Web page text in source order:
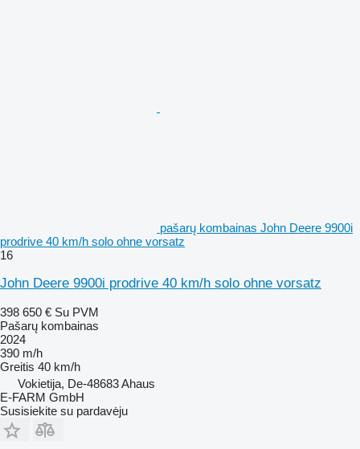
pašarų kombainas John Deere 9900i
prodrive 40 km/h solo ohne vorsatz
16
John Deere 9900i prodrive 40 km/h solo ohne vorsatz
398 650 € Su PVM
Pašarų kombainas
2024
390 m/h
Greitis 40 km/h
Vokietija, De-48683 Ahaus
E-FARM GmbH
Susisiekite su pardavėju